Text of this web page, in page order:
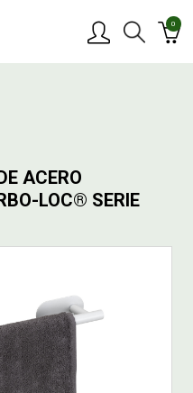
0
ACERO
LOC® SERIE